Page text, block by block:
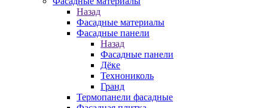
Назад
Фасадные материалы
Фасадные панели
Назад
Фасадные панели
Дёке
Технониколь
Гранд
Термопанели фасадные